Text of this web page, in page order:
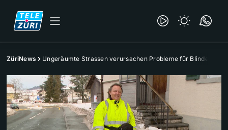
ZüriNews Ungeräumte Strassen verursachen Probleme für Blinde